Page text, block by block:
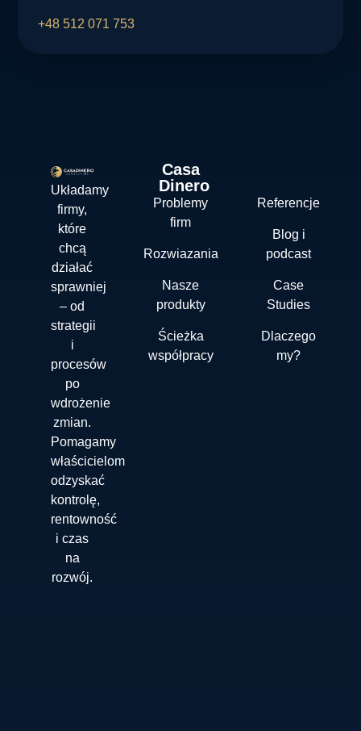
+48 512 071 753
Układamy
firmy,
które
chcą
działać
sprawniej
– od
strategii
i
procesów
po
wdrożenie
zmian.
Pomagamy
właścicielom
odzyskać
kontrolę,
rentowność
i czas
na
rozwój.
Casa
Dinero
Problemy
firm
Rozwiazania
Nasze
produkty
Ścieżka
współpracy
Referencje
Blog i
podcast
Case
Studies
Dlaczego
my?